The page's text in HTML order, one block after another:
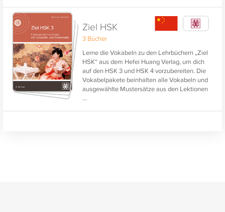
Erlernen der Bedeutung auch das Lesen und
Sprechen der chinesischen Worte unterstützt.
Ziel HSK
3 Bücher
Lerne die Vokabeln zu den Lehrbüchern „Ziel
HSK“ aus dem Hefei Huang Verlag, um dich
auf den HSK 3 und HSK 4 vorzubereiten. Die
Vokabelpakete beinhalten alle Vokabeln und
ausgewählte Mustersätze aus den Lektionen
der Lehrbücher. Alle Vokabeln und
...